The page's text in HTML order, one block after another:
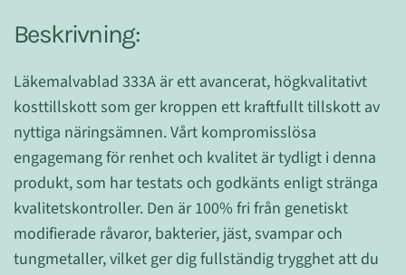
Beskrivning:
Läkemalvablad 333A är ett avancerat, högkvalitativt
kosttillskott som ger kroppen ett kraftfullt tillskott av
nyttiga näringsämnen. Vårt kompromisslösa
engagemang för renhet och kvalitet är tydligt i denna
produkt, som har testats och godkänts enligt stränga
kvalitetskontroller. Den är 100% fri från genetiskt
modifierade råvaror, bakterier, jäst, svampar och
tungmetaller, vilket ger dig fullständig trygghet att du